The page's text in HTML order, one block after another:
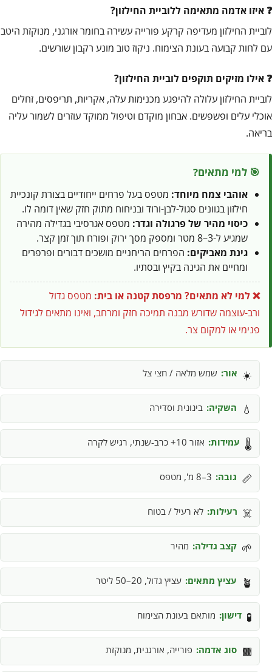
איזו אדמה מתאימה ללוביית החילזון?
לוביית החילזון מעדיפה קרקע פורייה עשירה בחומר אורגני, מנוקזת היטב
עם לחות קבועה בעונת הצימוח. ניקוז טוב מונע רקבון שורשים.
אילו מזיקים תוקפים לוביית החילזון?
לוביית החילזון עלולה להיפגע מכנימות עלה, אקריות, תריפסים, זחלים
אוכלי עלים ופשפשים. אבחון מוקדם וטיפול ממוקד עוזרים לשמור עליה
בריאה.
🎯 למי מתאים?
אוהבי צמח מיוחד: מטפס בעל פרחים ייחודיים בצורת קונכיית
חילזון בגוונים סגול-לבן-ורוד ובניחוח מתוק חזק שאין דומה לו.
כיסוי מהיר של פרגולה וגדר: מטפס אגרסיבי בגדילה מהירה
שמגיע ל-3–8 מטר ומספק מסך ירוק ופורח תוך זמן קצר.
גינת מאביקים: הפרחים הריחניים מושכים דבורים ופרפרים
ומחיים את הגינה בקיץ ובסתיו.
❌ למי לא מתאים? מרפסת קטנה או בית: מטפס גדול
ורב-עוצמה שדורש מבנה תמיכה חזק ומרחב, ואינו מתאים לגידול
פנימי או למקום צר.
☀️ אור: שמש מלאה / חצי צל
💧 השקיה: בינונית וסדירה
🌡️ עמידות: אזור 10+ כרב-שנתי, רגיש לקרה
📏 גובה: 3–8 מ', מטפס
☠️ רעילות: לא רעיל / בטוח
🌱 קצב גדילה: מהיר
🪴 עציץ מתאים: עציץ גדול, 20–50 ליטר
🧪 דישון: מותאם בעונת הצימוח
🟫 סוג אדמה: פורייה, אורגנית, מנוקזת